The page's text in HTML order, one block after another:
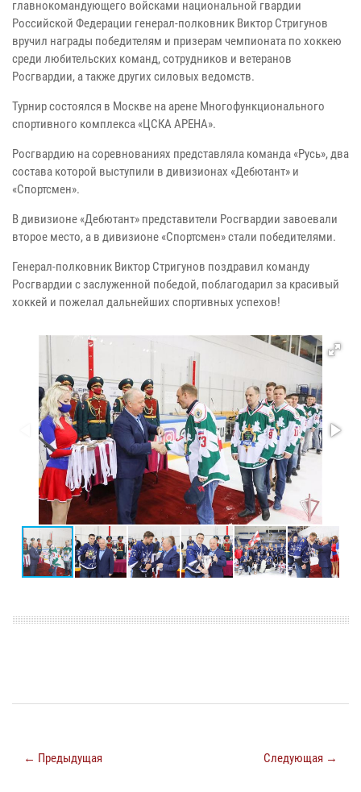
главнокомандующего войсками национальной гвардии
Российской Федерации генерал-полковник Виктор Стригунов
вручил награды победителям и призерам чемпионата по хоккею
среди любительских команд, сотрудников и ветеранов
Росгвардии, а также других силовых ведомств.
Турнир состоялся в Москве на арене Многофункционального
спортивного комплекса «ЦСКА АРЕНА».
Росгвардию на соревнованиях представляла команда «Русь», два
состава которой выступили в дивизионах «Дебютант» и
«Спортсмен».
В дивизионе «Дебютант» представители Росгвардии завоевали
второе место, а в дивизионе «Спортсмен» стали победителями.
Генерал-полковник Виктор Стригунов поздравил команду
Росгвардии с заслуженной победой, поблагодарил за красивый
хоккей и пожелал дальнейших спортивных успехов!
← Предыдущая Следующая →